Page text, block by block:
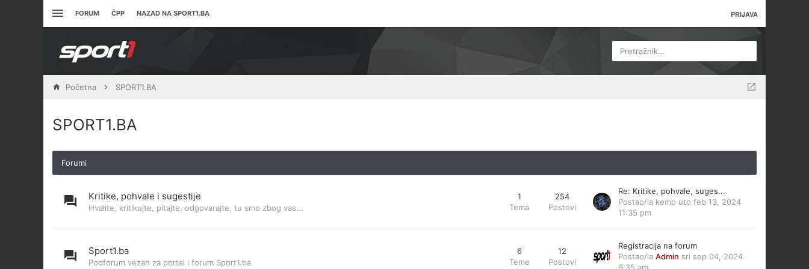
FORUM ČPP NAZAD NA SPORT1.BA PRIJAVA
Pretražnik...
Početna SPORT1.BA
SPORT1.BA
Forumi
Kritike, pohvale i sugestije
Hvalite, kritikujte, pitajte, odgovarajte, tu smo zbog vas...
1
Tema
254
Postovi
Re: Kritike, pohvale, suges...
Postao/la kemo uto feb 13, 2024
11:35 pm
Sport1.ba
Podforum vezan za portal i forum Sport1.ba
6
Teme
12
Postovi
Registracija na forum
Postao/la Admin sri sep 04, 2024